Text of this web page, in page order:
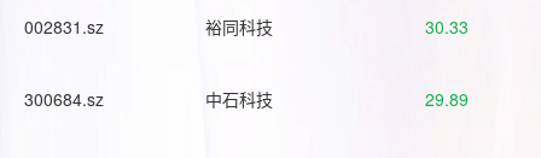
002831.sz 裕同科技 30.33
300684.sz 中石科技 29.89